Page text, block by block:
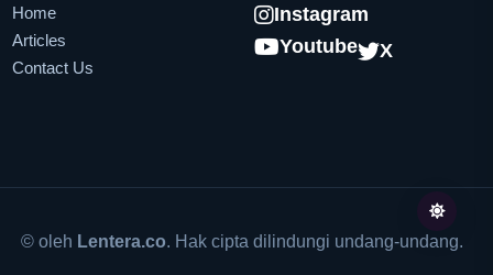
Home
Articles
Contact Us
Instagram
Youtube
X
© oleh Lentera.co. Hak cipta dilindungi undang-undang.